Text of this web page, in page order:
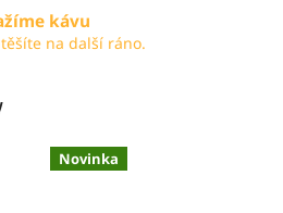
kávu
na další ráno.
Novinka